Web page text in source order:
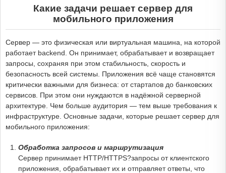
Какие задачи решает сервер для
мобильного приложения
Сервер — это физическая или виртуальная машина, на которой
работает backend. Он принимает, обрабатывает и возвращает
запросы, сохраняя при этом стабильность, скорость и
безопасность всей системы. Приложения всё чаще становятся
критически важными для бизнеса: от стартапов до банковских
сервисов. При этом они нуждаются в надёжной серверной
архитектуре. Чем больше аудитория — тем выше требования к
инфраструктуре. Основные задачи, которые решает сервер для
мобильного приложения:
Обработка запросов и маршрутизация
Сервер принимает HTTP/HTTPS?запросы от клиентского
приложения, обрабатывает их и отправляет ответы, что